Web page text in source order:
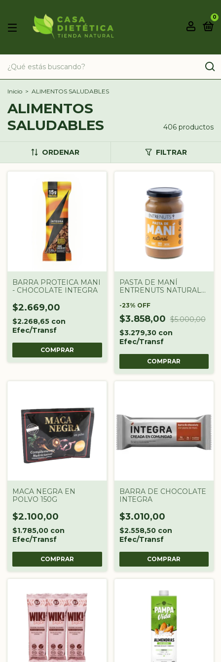
0
Inicio > ALIMENTOS SALUDABLES
ALIMENTOS
SALUDABLES
406 productos
ORDENAR FILTRAR
BARRA PROTEICA MANI
- CHOCOLATE INTEGRA
$2.669,00
$2.268,65 con
Efec/Transf
PASTA DE MANÍ
ENTRENUTS NATURAL
-23% OFF
$3.858,00 $5.000,00
$3.279,30 con
Efec/Transf
MACA NEGRA EN
POLVO 150G
$2.100,00
$1.785,00 con
Efec/Transf
BARRA DE CHOCOLATE
INTEGRA
$3.010,00
$2.558,50 con
Efec/Transf